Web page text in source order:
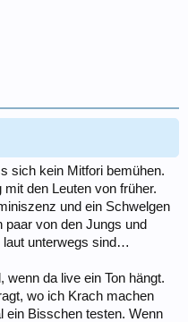
sich kein Mitfori bemühen.
den Leuten von früher.
und ein Schwelgen
paar von den Jungs und
laut unterwegs sind…
da live ein Ton hängt.
wo ich Krach machen
ein Bisschen testen. Wenn